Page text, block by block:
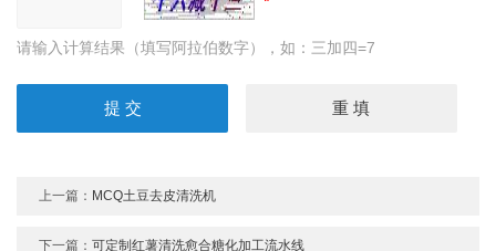
请输入计算结果（填写阿拉伯数字），如：三加四=7
上一篇： MCQ土豆去皮清洗机
下一篇：可定制红薯清洗愈合糖化加工流水线